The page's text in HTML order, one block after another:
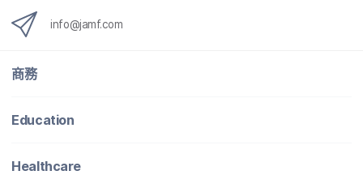
info@jamf.com
商務
Education
Healthcare